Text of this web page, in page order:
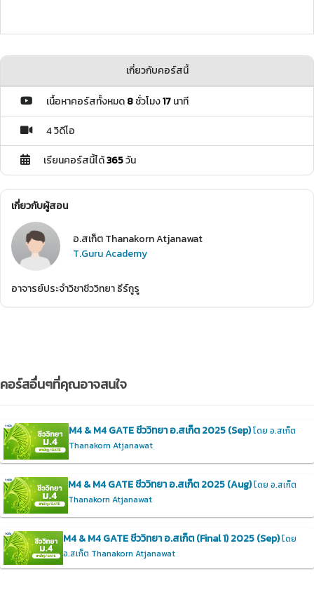
เกี่ยวกับคอร์สนี้
เนื้อหาคอร์สทั้งหมด8ชั่วโมง17นาที
4 วิดีโอ
เรียนคอร์สนี้ได้365วัน
เกี่ยวกับผู้สอน
อ.สเก็ต Thanakorn Atjanawat
T.Guru Academy
อาจารย์ประจำวิชาชีววิทยา ธีร์กูรู
คอร์สอื่นๆที่คุณอาจสนใจ
M4 & M4 GATE ชีววิทยา อ.สเก็ต 2025 (Sep)โดย อ.สเก็ต
Thanakorn Atjanawat
M4 & M4 GATE ชีววิทยา อ.สเก็ต 2025 (Aug)โดย อ.สเก็ต
Thanakorn Atjanawat
M4 & M4 GATE ชีววิทยา อ.สเก็ต (Final 1) 2025 (Sep)โดย
อ.สเก็ต Thanakorn Atjanawat